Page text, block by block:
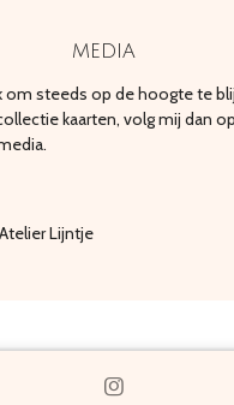
media
om steeds op de hoogte te
kaarten, volg mij dan op
Lijntje